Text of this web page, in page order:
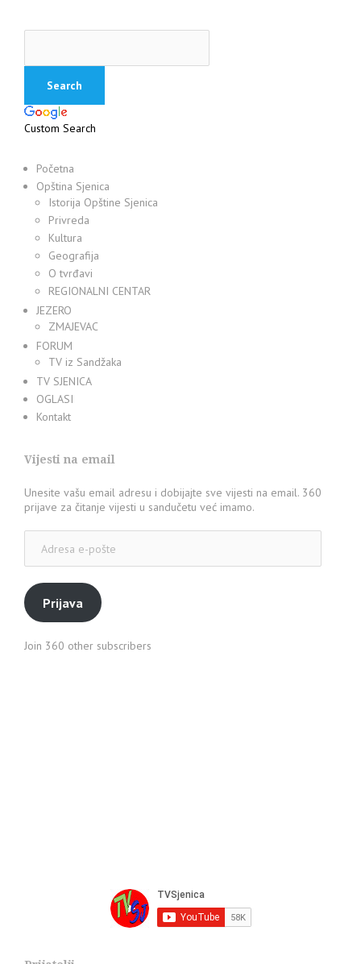
Custom Search
Početna
Opština Sjenica
Istorija Opštine Sjenica
Privreda
Kultura
Geografija
O tvrđavi
REGIONALNI CENTAR
JEZERO
ZMAJEVAC
FORUM
TV iz Sandžaka
TV SJENICA
OGLASI
Kontakt
Vijesti na email
Unesite vašu email adresu i dobijajte sve vijesti na email. 360
prijave za čitanje vijesti u sandučetu već imamo.
pošte
Prijava
Join 360 other subscribers